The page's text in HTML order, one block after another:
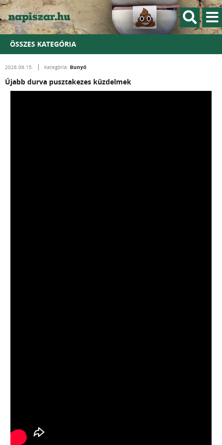
ÖSSZES KATEGÓRIA
2026.06.15. Kategória: Bunyó
Újabb durva pusztakezes küzdelmek